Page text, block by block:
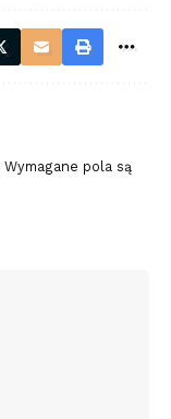
Wymagane pola są